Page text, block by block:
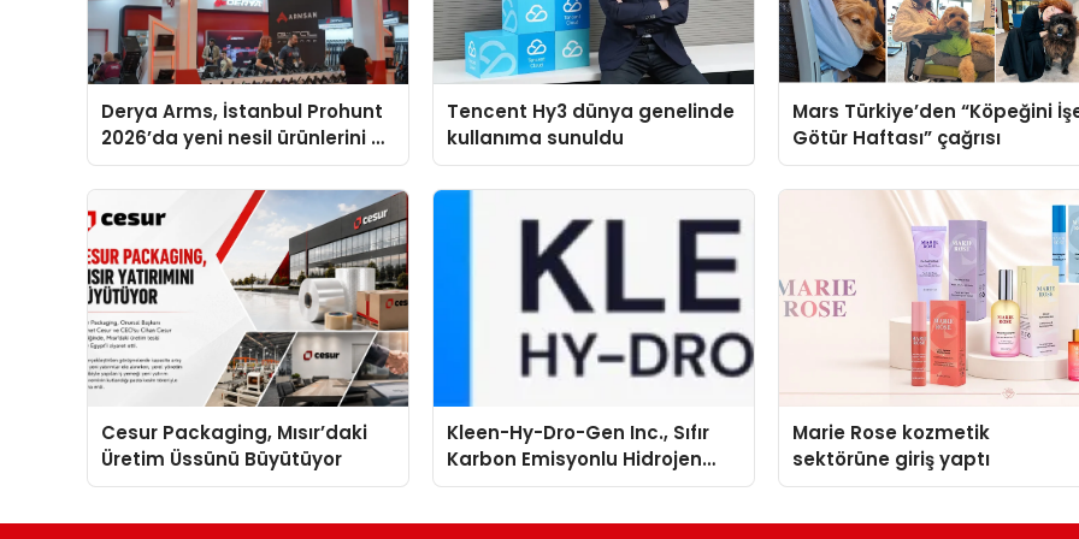
Derya Arms, İstanbul Prohunt
2026’da yeni nesil ürünlerini ve
global marka vizyonunu
sergiledi
Tencent Hy3 dünya genelinde
kullanıma sunuldu
Mars Türkiye’den “Köpeğini
Götür Haftası” çağrısı
Cesur Packaging, Mısır’daki
Üretim Üssünü Büyütüyor
Kleen-Hy-Dro-Gen Inc., Sıfır
Karbon Emisyonlu Hidrojen
Isıtma Teknolojisinde ISO ve
Marie Rose kozmetik
sektörüne giriş yaptı